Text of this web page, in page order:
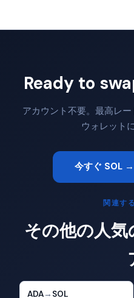
Ready to
アカウント不要。最高レ
ウォレット
今すぐ SOL
関連す
その他の人
ADA→ SOL